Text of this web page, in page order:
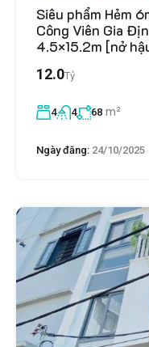
Siêu phẩm Hẻm
Công Viên Gia
4.5×15.2m [nở
12.0Tỷ
4 4 68 m²
Ngày đăng: 24/10/2025